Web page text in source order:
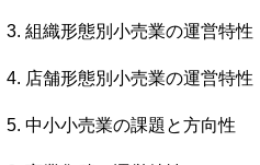
組織形態別小売業の運営特性
店舗形態別小売業の運営特性
中小小売業の課題と方向性